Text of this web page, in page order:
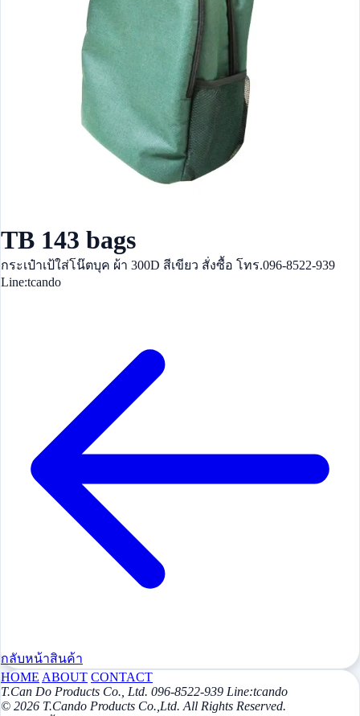
TB 143 bags
กระเป๋าเป้ใส่โน๊ตบุค ผ้า 300D สีเขียว สั่งซื้อ โทร.096-8522-939
Line:tcando
กลับหน้าสินค้า
HOME ABOUT CONTACT
T.Can Do Products Co., Ltd. 096-8522-939 Line:tcando
© 2026 T.Cando Products Co.,Ltd. All Rights Reserved.